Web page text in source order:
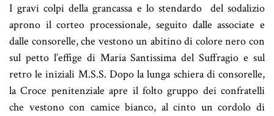
I gravi colpi della grancassa e lo stendardo del sodalizio
aprono il corteo processionale, seguito dalle associate e
dalle consorelle, che vestono un abitino di colore nero con
sul petto l’effige di Maria Santissima del Suffragio e sul
retro le iniziali M.S.S. Dopo la lunga schiera di consorelle,
la Croce penitenziale apre il folto gruppo dei confratelli
che vestono con camice bianco, al cinto un cordolo di